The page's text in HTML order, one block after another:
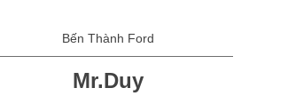
Bến Thành Ford
Mr.Duy